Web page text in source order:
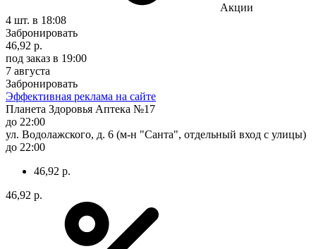
Акции
4 шт. в 18:08
Забронировать
46,92 р.
под заказ в 19:00
7 августа
Забронировать
Эффективная реклама на сайте
Планета Здоровья Аптека №17
до 22:00
ул. Водолажского, д. 6 (м-н "Санта", отдельный вход с улицы)
до 22:00
46,92 р.
46,92 р.